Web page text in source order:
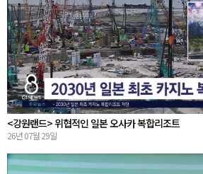
<강원랜드> 위협적인 일본 오사카 복합리조트
26년 07월 29일